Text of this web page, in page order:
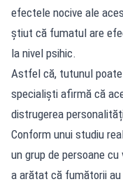
efectele nocive ale
știut că fumatul are
la nivel psihic.
Astfel că, tutunul
specialiști afirmă că
distrugerea
Conform unui studiu
un grup de persoane
a arătat că fumătorii